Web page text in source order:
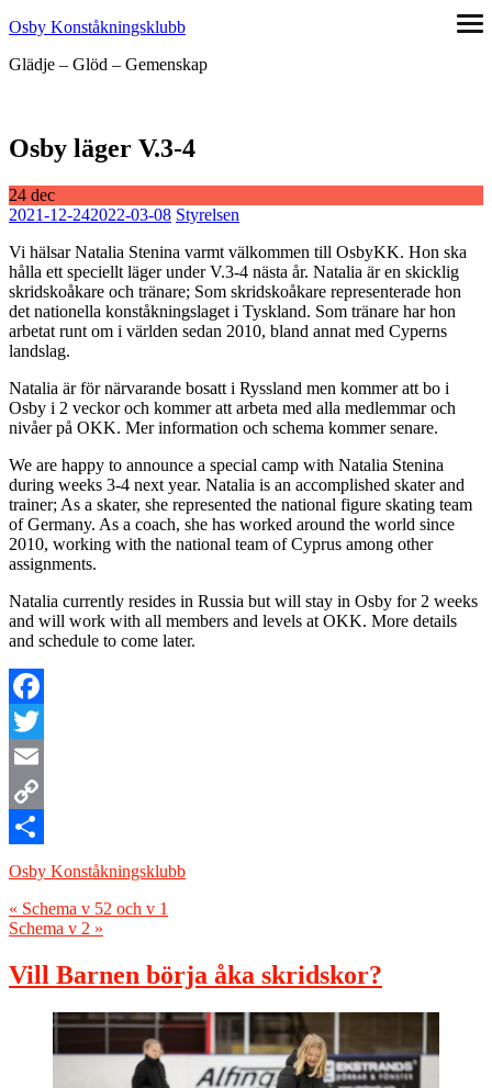
Hoppa
innehåll
Osby Konståkningsklubb
Glädje – Glöd – Gemenskap
Osby läger V.3-4
24 dec
Publicerad
2021-12-242022-03-08Författare
Styrelsen
Vi hälsar Natalia Stenina varmt välkommen till OsbyKK. Hon ska
hålla ett speciellt läger under V.3-4 nästa år. Natalia är en skicklig
skridskoåkare och tränare; Som skridskoåkare representerade hon
det nationella konståkningslaget i Tyskland. Som tränare har hon
arbetat runt om i världen sedan 2010, bland annat med Cyperns
landslag.
Natalia är för närvarande bosatt i Ryssland men kommer att bo i
Osby i 2 veckor och kommer att arbeta med alla medlemmar och
nivåer på OKK. Mer information och schema kommer senare.
We are happy to announce a special camp with Natalia Stenina
during weeks 3-4 next year. Natalia is an accomplished skater and
trainer; As a skater, she represented the national figure skating team
of Germany. As a coach, she has worked around the world since
2010, working with the national team of Cyprus among other
assignments.
Natalia currently resides in Russia but will stay in Osby for 2 weeks
and will work with all members and levels at OKK. More details
and schedule to come later.
Facebook
Twitter
Email
Copy
Link
Dela
Osby Konståkningsklubb
Inläggsnavigering
« Schema v 52 och v 1
Schema v 2 »
Vill Barnen börja åka skridskor?